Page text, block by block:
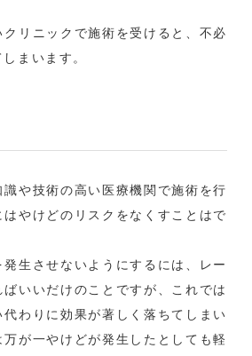
リニックで施術を受けると、不必
まいます。
や技術の高い医療機関で施術を行
やけどのリスクをなくすことはで
生させないようにするには、レー
いいだけのことですが、これでは
代わりに効果が著しく落ちてしまい
万が一やけどが発生したとしても軽